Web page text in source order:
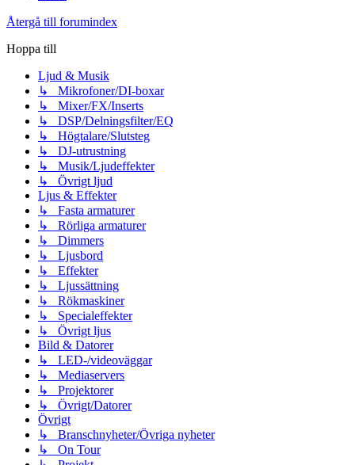
Återgå till forumindex
Hoppa till
Ljud & Musik
↳ Mikrofoner/DI-boxar
↳ Mixer/FX/Inserts
↳ DSP/Delningsfilter/EQ
↳ Högtalare/Slutsteg
↳ DJ-utrustning
↳ Musik/Ljudeffekter
↳ Övrigt ljud
Ljus & Effekter
↳ Fasta armaturer
↳ Rörliga armaturer
↳ Dimmers
↳ Ljusbord
↳ Effekter
↳ Ljussättning
↳ Rökmaskiner
↳ Specialeffekter
↳ Övrigt ljus
Bild & Datorer
↳ LED-/videoväggar
↳ Mediaservers
↳ Projektorer
↳ Övrigt/Datorer
Övrigt
↳ Branschnyheter/Övriga nyheter
↳ On Tour